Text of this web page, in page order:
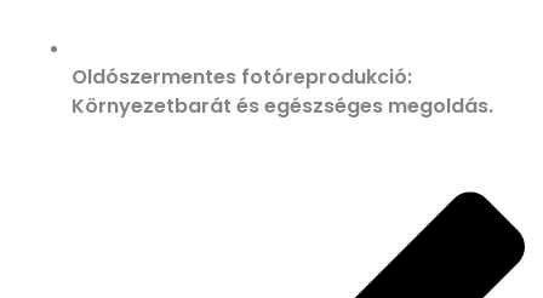
Oldószermentes fotóreprodukció:
Környezetbarát és egészséges megoldás.